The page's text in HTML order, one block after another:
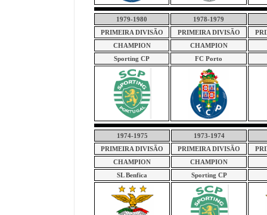
1979-1980
1978-1979
PRIMEIRA DIVISÃO
PRIMEIRA DIVISÃO
CHAMPION
CHAMPION
Sporting CP
FC Porto
1974-1975
1973-1974
PRIMEIRA DIVISÃO
PRIMEIRA DIVISÃO
CHAMPION
CHAMPION
SL Benfica
Sporting CP